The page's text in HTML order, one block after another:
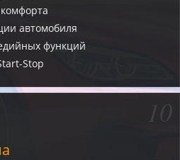
автомобиля
функций
Stop
10